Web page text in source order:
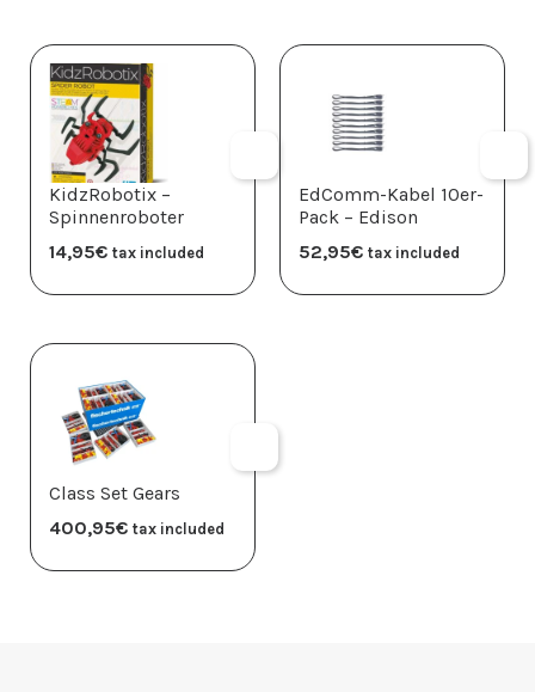
KidzRobotix –
Spinnenroboter
14,95€ tax included
EdComm-Kabel 10er-
Pack – Edison
52,95€ tax included
Class Set Gears
400,95€ tax included